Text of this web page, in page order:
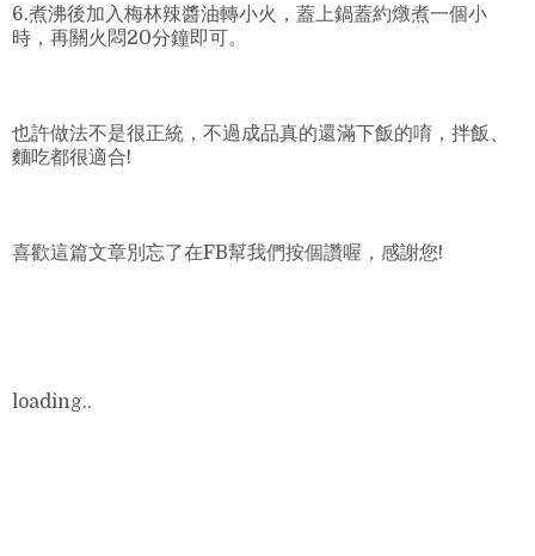
6.煮沸後加入梅林辣醬油轉小火，蓋上鍋蓋約燉煮一個小
時，再關火悶20分鐘即可。
也許做法不是很正統，不過成品真的還滿下飯的唷，拌飯、
麵吃都很適合!
喜歡這篇文章別忘了在FB幫我們按個讚喔，感謝您!
loading..